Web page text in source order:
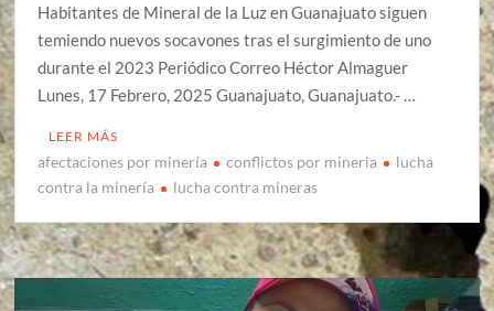
Habitantes de Mineral de la Luz en Guanajuato siguen
temiendo nuevos socavones tras el surgimiento de uno
durante el 2023 Periódico Correo Héctor Almaguer
Lunes, 17 Febrero, 2025 Guanajuato, Guanajuato.- …
LEER MÁS
afectaciones por minería conflictos por mineria
lucha
contra la minería
lucha contra mineras